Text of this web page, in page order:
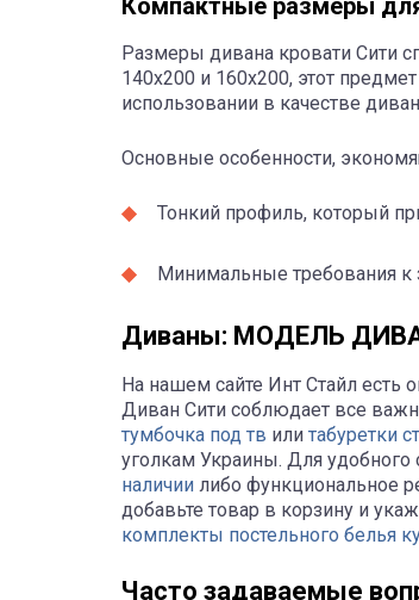
Компактные размеры
Размеры дивана кровати Сити
140x200 и 160x200, этот
использовании в качестве
Основные особенности,
Тонкий профиль, который
Минимальные требования к
Диваны: МОДЕЛЬ
На нашем сайте Инт Стайл есть
Диван Сити соблюдает все
тумбочка под тв или табуретки
уголкам Украины. Для удобного
наличии либо функциональное
добавьте товар в корзину и
комплекты постельного белья
Часто задаваемые